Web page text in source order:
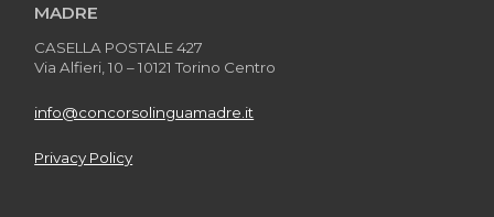
MADRE
CASELLA POSTALE 427
Via Alfieri, 10 – 10121 Torino Centro
info@concorsolinguamadre.it
Privacy Policy